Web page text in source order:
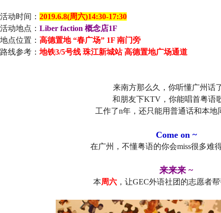
活动时间： 2019.6.8(周六)14:30-17:30
活动地点： Liber faction 概念店1F
地点位置： 高德置地 “春广场” 1F 南门旁
路线参考： 地铁3/5号线 珠江新城站 高德置地广场通道
来南方那么久，你听懂广州话
和朋友下KTV，你能唱首粤语
工作了n年，还只能用普通话和本地
Come on ~
在广州，不懂粤语的你会miss很多难
来来来 ~
本周六 ，让GEC外语社团的志愿者